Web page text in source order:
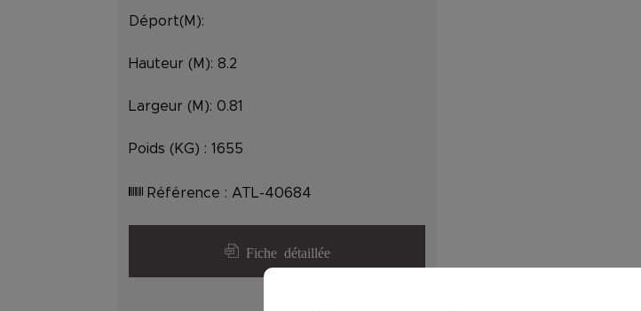
Déport(M):
Hauteur (M): 8.2
Largeur (M): 0.81
Poids (KG) : 1655
Référence : ATL-40684
Fiche détaillée